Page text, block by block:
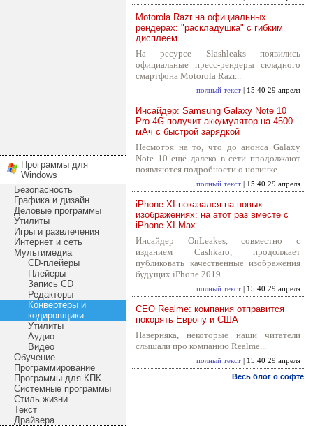
Программы для
Windows
Безопасность
Графика и дизайн
Деловые программы
Утилиты
Игры и развлечения
Интернет и сеть
Мультимедиа
CD-плейеры
Плейеры
Запись CD
Редакторы
Конвертеры и
кодировщики
Утилиты
Аудио
Видео
Обучение
Программирование
Программы для КПК
Системные программы
Стиль жизни
Текст
Драйвера
Motorola Razr на официальных
рендерах: "раскладушка" с гибким
дисплеем
На ресурсе Slashleaks появились
официальные пресс-рендеры складного
смартфона Motorola Razr...
полный текст | 15:40 29 апреля
Инсайдер: Samsung Galaxy Note 10
Pro 4G получит аккумулятор на 4500
мАч с быстрой зарядкой
Несмотря на то, что до анонса Galaxy
Note 10 ещё далеко в сети продолжают
появляются подробности о новинке...
полный текст | 15:40 29 апреля
iPhone XI показался на новых
изображениях: на этот раз вместе с
iPhone XI Max
Инсайдер OnLeakes, совместно с
изданием Cashkaro, продолжает
публиковать качественные изображения
будущих iPhone 2019...
полный текст | 15:40 29 апреля
CEO Realme: компания отправится
покорять Европу и США
Наверняка, некоторые наши читатели
слышали про компанию Realme...
полный текст | 15:40 29 апреля
Весь блог о софте